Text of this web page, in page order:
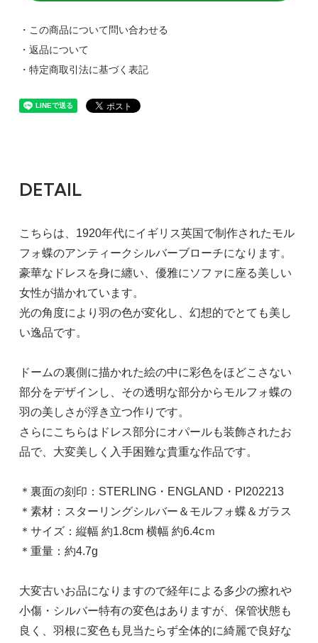
・この商品について問い合わせる
・返品について
・特定商取引法に基づく表記
DETAIL
こちらは、1920年代にイギリス英国で制作されたモル
フォ蝶のアンティークシルバーブローチになります。
豪華なドレスを身に纏い、優雅にソファに座る美しい
女性が描かれています。
光の角度により羽の色が変化し、幻想的でとても美し
い逸品です。
ドームの裏側に描かれた絵の中に彩色をほどこさない
部分をデザインし、その透明な部分からモルフォ蝶の
羽の美しさが浮き立つ作りです。
さらにこちらはドレス部分にオパールも装飾されたお
品で、大変美しく入手困難な貴重な作品です。
＊裏面の刻印：STERLING・ENGLAND・PI202213
＊素材：スターリングシルバー＆モルフォ蝶＆ガラス
＊サイズ：縦幅 約1.8cm 横幅 約6.4cｍ
＊重量：約4.7g
大変古いお品になりますので経年による多少の擦れや
小傷・シルバー特有の変色はありますが、保管状態も
良く、羽根に変色も見当たらず全体的に綺麗で良好な